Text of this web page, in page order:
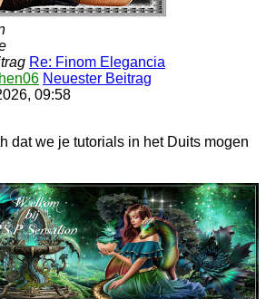
Re: Finom Elegancia
Neuester Beitrag
09:58
dat we je tutorials in het Duits mogen